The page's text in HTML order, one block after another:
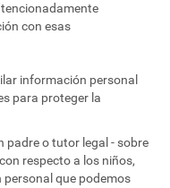
con esas
información personal
para proteger la
padre o tutor legal - sobre
respecto a los niños,
que podemos